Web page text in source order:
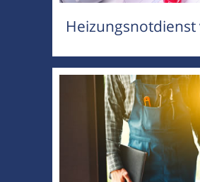
Heizungsnotdienst